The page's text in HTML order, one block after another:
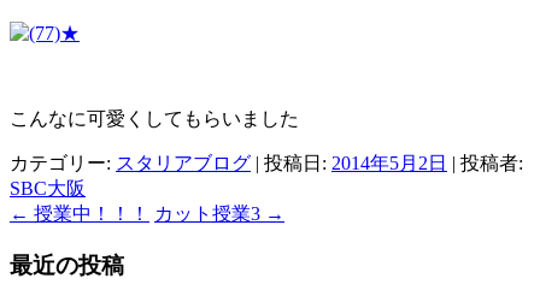
こんなに可愛くしてもらいました
カテゴリー: スタリアブログ | 投稿日: 2014年5月2日 | 投稿者:
SBC大阪
← 授業中！！！ カット授業3 →
最近の投稿